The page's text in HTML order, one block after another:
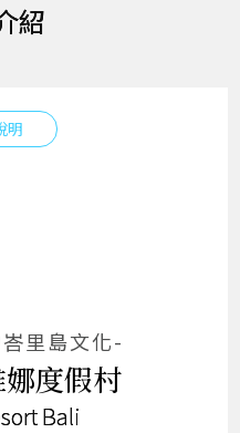
紹
明
里島文化-
度假村
Bali